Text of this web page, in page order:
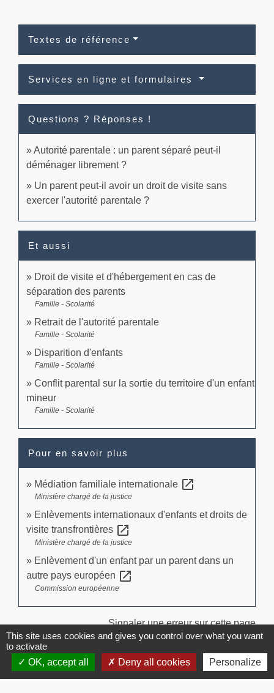
Textes de référence
Services en ligne et formulaires
Questions ? Réponses !
Autorité parentale : un parent séparé peut-il
déménager librement ?
Un parent peut-il avoir un droit de visite sans
exercer l'autorité parentale ?
Et aussi
Droit de visite et d'hébergement en cas de
séparation des parents
Famille - Scolarité
Retrait de l'autorité parentale
Famille - Scolarité
Disparition d'enfants
Famille - Scolarité
Conflit parental sur la sortie du territoire d'un enfant
mineur
Famille - Scolarité
Pour en savoir plus
Médiation familiale internationale open_in_new
Ministère chargé de la justice
Enlèvements internationaux d'enfants et droits de
visite transfrontières open_in_new
Ministère chargé de la justice
Enlèvement d'un enfant par un parent dans un
autre pays européen open_in_new
Commission européenne
Signaler une erreur sur cette page
This site uses cookies and gives you control over what you want
to activate
OK, accept all
Deny all cookies Personalize